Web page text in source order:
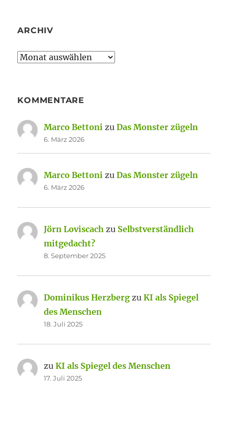
ARCHIV
Archiv
KOMMENTARE
Marco Bettoni zuDas Monster zügeln
6. März 2026
Marco Bettoni zuDas Monster zügeln
6. März 2026
Jörn Loviscach zu Selbstverständlich
mitgedacht?
8. September 2025
Dominikus Herzberg zuKI als Spiegel
des Menschen
18. Juli 2025
zuKI als Spiegel des Menschen
17. Juli 2025